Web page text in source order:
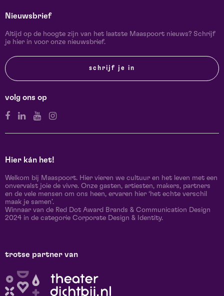
Nieuwsbrief
Altijd op de hoogte zijn van het laatste Maaspoort nieuws? Schrijf
je hier in voor onze nieuwsbrief.
schrijf je in
volg ons op
Hier kán het!
Welkom bij Maaspoort. Hier vieren we cultuur en het leven met een
onvervalst joie de vivre. Onze gasten, artiesten, makers, partners
en de vele mensen om ons heen, ervaren hier ‘het echte verschil
maak je samen’.
Winnaar van de Red Dot Award Brands & Communication Design
2024 in de categorie Corporate Design & Identity.
trotse partner van